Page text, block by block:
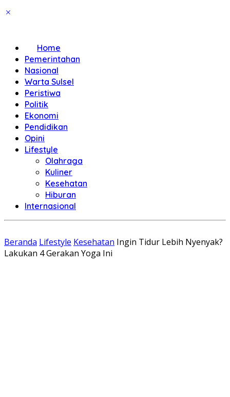
Home
Pemerintahan
Nasional
Warta Sulsel
Peristiwa
Politik
Ekonomi
Pendidikan
Opini
Lifestyle
Olahraga
Kuliner
Kesehatan
Hiburan
Internasional
Beranda Lifestyle Kesehatan Ingin Tidur Lebih Nyenyak?
Lakukan 4 Gerakan Yoga Ini